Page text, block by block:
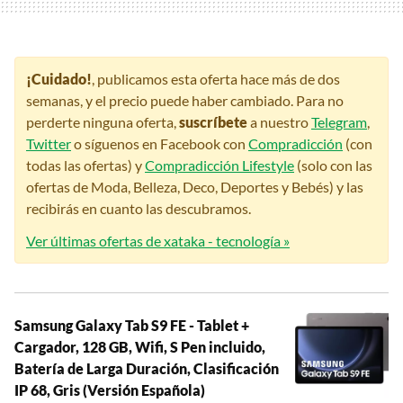
¡Cuidado!, publicamos esta oferta hace más de dos
semanas, y el precio puede haber cambiado. Para no
perderte ninguna oferta,suscríbetea nuestroTelegram,
Twittero síguenos en Facebook con Compradicción (con
todas las ofertas) yCompradicción Lifestyle (solo con las
ofertas de Moda, Belleza, Deco, Deportes y Bebés) y las
recibirás en cuanto las descubramos.
Ver últimas ofertas de xataka - tecnología »
Samsung Galaxy Tab S9 FE - Tablet +
Cargador, 128 GB, Wifi, S Pen incluido,
Batería de Larga Duración, Clasificación
IP 68, Gris (Versión Española)